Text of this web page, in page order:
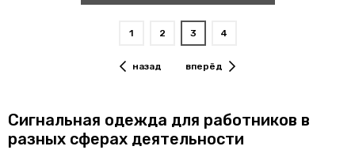
назад
1 2 3 4
вперёд
Сигнальная одежда для работников в
разных сферах деятельности